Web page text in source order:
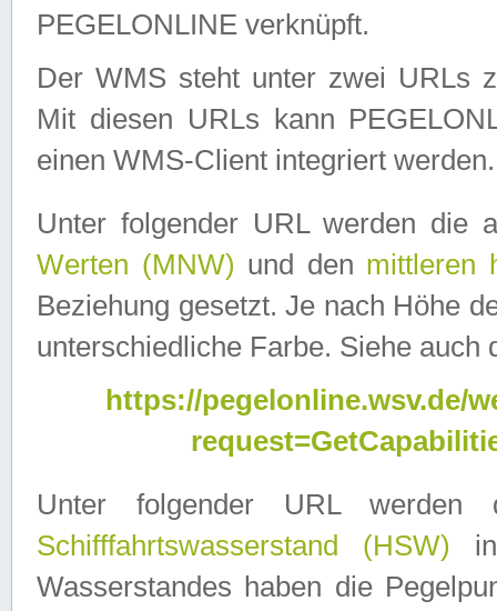
PEGELONLINE verknüpft.
Der WMS steht unter zwei URLs
Mit diesen URLs kann
einen WMS-Client integriert werden.
Unter folgender URL werden die
Werten (MNW) und den mittleren
Beziehung gesetzt. Je nach Höhe
unterschiedliche Farbe. Siehe auch
https://pegelonline.wsv.de/
Unter folgender URL
Schifffahrtswasserstand (HSW)
Wasserstandes haben die